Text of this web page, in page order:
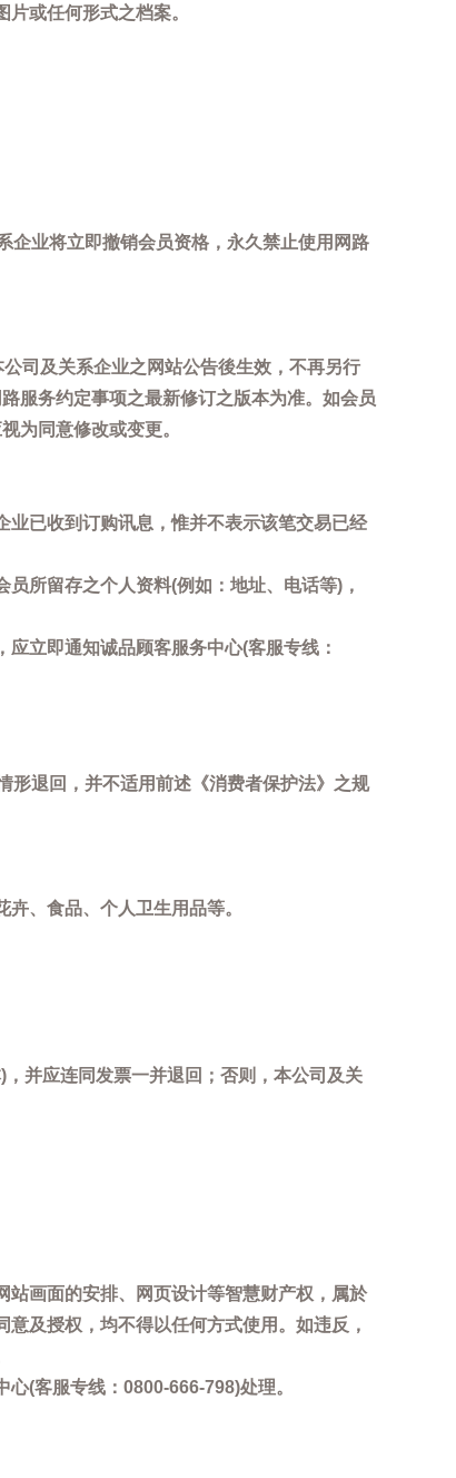
或任何形式之档案。
企业将立即撤销会员资格，永久禁止使用网路
司及关系企业之网站公告後生效，不再另行
服务约定事项之最新修订之版本为准。如会员
为同意修改或变更。
已收到订购讯息，惟并不表示该笔交易已经
所留存之个人资料(例如：地址、电话等)，
立即通知诚品顾客服务中心(客服专线：
形退回，并不适用前述《消费者保护法》之规
、食品、个人卫生用品等。
并应连同发票一并退回；否则，本公司及关
画面的安排、网页设计等智慧财产权，属於
及授权，均不得以任何方式使用。如违反，
(客服专线：0800-666-798)处理。